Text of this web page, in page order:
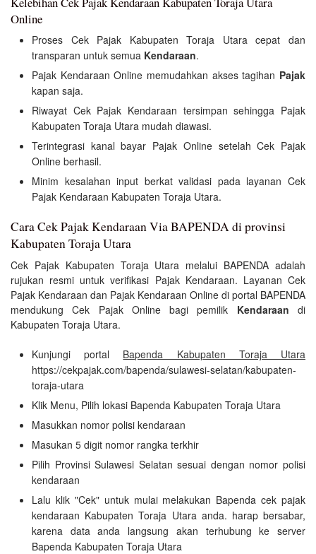
Online
Proses Cek Pajak Kabupaten Toraja Utara cepat dan
transparan untuk semua Kendaraan.
Pajak Kendaraan Online memudahkan akses tagihan Pajak
kapan saja.
Riwayat Cek Pajak Kendaraan tersimpan sehingga Pajak
Kabupaten Toraja Utara mudah diawasi.
Terintegrasi kanal bayar Pajak Online setelah Cek Pajak
Online berhasil.
Minim kesalahan input berkat validasi pada layanan Cek
Pajak Kendaraan Kabupaten Toraja Utara.
Cara Cek Pajak Kendaraan Via BAPENDA di provinsi
Kabupaten Toraja Utara
Cek Pajak Kabupaten Toraja Utara melalui BAPENDA adalah
rujukan resmi untuk verifikasi Pajak Kendaraan. Layanan Cek
Pajak Kendaraan dan Pajak Kendaraan Online di portal BAPENDA
mendukung Cek Pajak Online bagi pemilik Kendaraan di
Kabupaten Toraja Utara.
Kunjungi portal Bapenda Kabupaten Toraja Utara
https://cekpajak.com/bapenda/sulawesi-selatan/kabupaten-
toraja-utara
Klik Menu, Pilih lokasi Bapenda Kabupaten Toraja Utara
Masukkan nomor polisi kendaraan
Masukan 5 digit nomor rangka terkhir
Pilih Provinsi Sulawesi Selatan sesuai dengan nomor polisi
kendaraan
Lalu klik "Cek" untuk mulai melakukan Bapenda cek pajak
kendaraan Kabupaten Toraja Utara anda. harap bersabar,
karena data anda langsung akan terhubung ke server
Bapenda Kabupaten Toraja Utara